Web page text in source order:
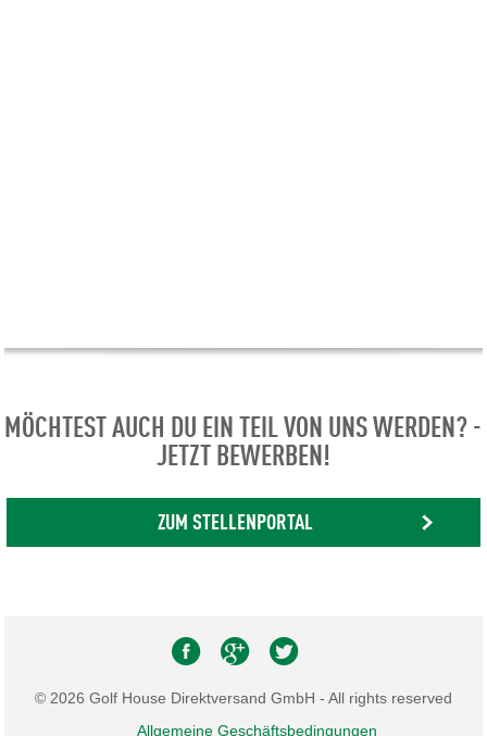
MÖCHTEST AUCH DU EIN TEIL VON UNS WERDEN? -
JETZT BEWERBEN!
ZUM STELLENPORTAL
© 2026 Golf House Direktversand GmbH - All rights reserved
Allgemeine Geschäftsbedingungen